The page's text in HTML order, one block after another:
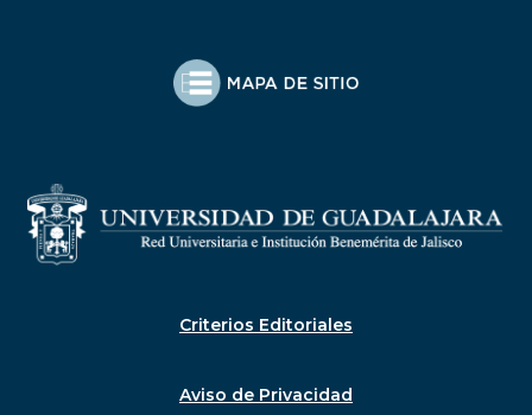
Criterios Editoriales
Aviso de Privacidad